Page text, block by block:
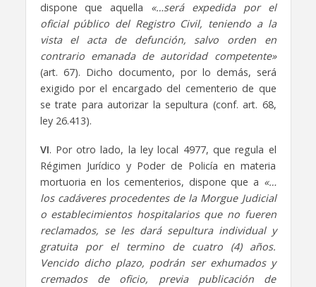
dispone que aquella «…será expedida por el
oficial público del Registro Civil, teniendo a la
vista el acta de defunción, salvo orden en
contrario emanada de autoridad competente»
(art. 67). Dicho documento, por lo demás, será
exigido por el encargado del cementerio de que
se trate para autorizar la sepultura (conf. art. 68,
ley 26.413).
VI. Por otro lado, la ley local 4977, que regula el
Régimen Jurídico y Poder de Policía en materia
mortuoria en los cementerios, dispone que a «…
los cadáveres procedentes de la Morgue Judicial
o establecimientos hospitalarios que no fueren
reclamados, se les dará sepultura individual y
gratuita por el termino de cuatro (4) años.
Vencido dicho plazo, podrán ser exhumados y
cremados de oficio, previa publicación de